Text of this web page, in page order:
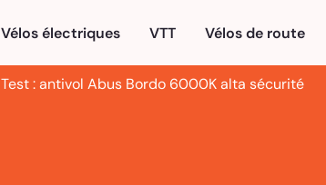
Vélos électriques VTT Vélos de route
Test : antivol Abus Bordo 6000K alta sécurité